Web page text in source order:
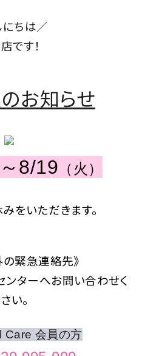
ちは／
です！
お知らせ
～8/19 （火）
をいただきます。
緊急連絡先》
ターへお問い合わせく
い。
Care 会員の方